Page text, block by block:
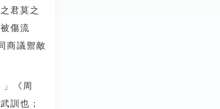
君莫之
傷流
商議禦敵
《周
訓也；